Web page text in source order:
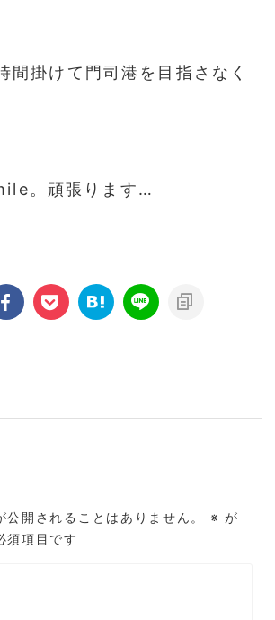
間掛けて門司港を目指さなく
。頑張ります…
公開されることはありません。 ※ が
須項目です